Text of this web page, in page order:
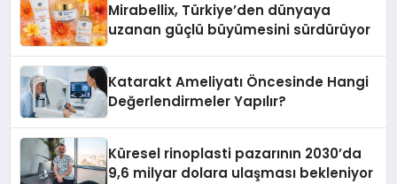
Mirabellix, Türkiye’den dünyaya
uzanan güçlü büyümesini sürdürüyor
Katarakt Ameliyatı Öncesinde Hangi
Değerlendirmeler Yapılır?
Küresel rinoplasti pazarının 2030’da
9,6 milyar dolara ulaşması bekleniyor